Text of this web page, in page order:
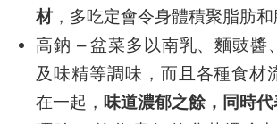
材，多吃定會令身體積聚脂肪
高鈉 – 盆菜多以南乳、麵豉醬
及味精等調味，而且各種食材
在一起， 味道濃郁之餘，同時